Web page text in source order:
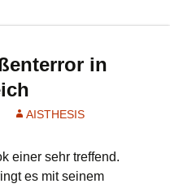
in
AISTHESIS
einer sehr treffend.
es mit seinem